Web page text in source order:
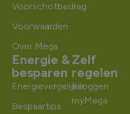
Voorschotbedrag
Voorwaarden
Over Mega
Energie &
besparen
Energievergelijker
Bespaartips
Zelf
regelen
Inloggen
myMega